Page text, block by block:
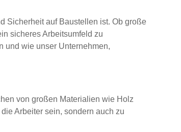
Sicherheit auf Baustellen ist. Ob große
sicheres Arbeitsumfeld zu
und wie unser Unternehmen,
von großen Materialien wie Holz
Arbeiter sein, sondern auch zu